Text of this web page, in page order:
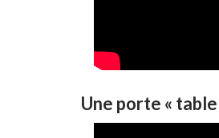
Une porte « table